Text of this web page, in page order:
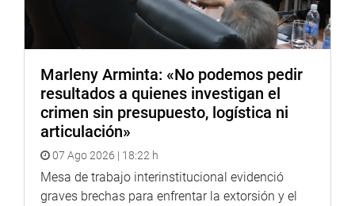
Marleny Arminta: «No podemos pedir
resultados a quienes investigan el
crimen sin presupuesto, logística ni
articulación»
07 Ago 2026 | 18:22 h
Mesa de trabajo interinstitucional evidenció
graves brechas para enfrentar la extorsión y el